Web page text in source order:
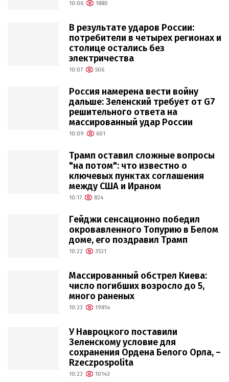
10:06 1880
В результате ударов России:
потребители в четырех регионах и
столице остались без
электричества
10:07 506
Россия намерена вести войну
дальше: Зеленский требует от G7
решительного ответа на
массированный удар России
10:09 601
Трамп оставил сложные вопросы
"на потом": что известно о
ключевых пунктах соглашения
между США и Ираном
10:17 824
Гейджи сенсационно победил
окровавленного Топурию в Белом
доме, его поздравил Трамп
10:22 3531
Массированный обстрел Киева:
число погибших возросло до 5,
много раненых
10:23 19814
У Навроцкого поставили
Зеленскому условие для
сохранения Ордена Белого Орла, –
Rzeczpospolita
10:23 10143